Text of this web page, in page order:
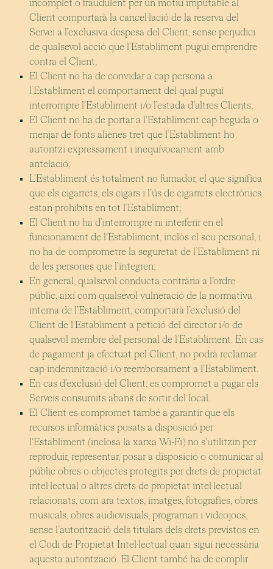
incomplet o fraudulent per un motiu imputable al
Client comportarà la cancel·lació de la reserva del
Servei a l’exclusiva despesa del Client, sense perjudici
de qualsevol acció que l’Establiment pugui emprendre
contra el Client;
El Client no ha de convidar a cap persona a
l’Establiment el comportament del qual pugui
interrompre l’Establiment i/o l’estada d’altres Clients;
El Client no ha de portar a l’Establiment cap beguda o
menjar de fonts alienes tret que l’Establiment ho
autoritzi expressament i inequívocament amb
antelació;
L’Establiment és totalment no fumador, el que significa
que els cigarrets, els cigars i l’ús de cigarrets electrònics
estan prohibits en tot l’Establiment;
El Client no ha d’interrompre ni interferir en el
funcionament de l’Establiment, inclòs el seu personal, i
no ha de comprometre la seguretat de l’Establiment ni
de les persones que l’integren;
En general, qualsevol conducta contrària a l’ordre
públic, així com qualsevol vulneració de la normativa
interna de l’Establiment, comportarà l’exclusió del
Client de l’Establiment a petició del director i/o de
qualsevol membre del personal de l’Establiment. En cas
de pagament ja efectuat pel Client, no podrà reclamar
cap indemnització i/o reemborsament a l’Establiment.
En cas d’exclusió del Client, es compromet a pagar els
Serveis consumits abans de sortir del local.
El Client es compromet també a garantir que els
recursos informàtics posats a disposició per
l’Establiment (inclosa la xarxa Wi-Fi) no s’utilitzin per
reproduir, representar, posar a disposició o comunicar al
públic obres o objectes protegits per drets de propietat
intel·lectual o altres drets de propietat intel·lectual
relacionats, com ara textos, imatges, fotografies, obres
musicals, obres audiovisuals, programari i videojocs,
sense l’autorització dels titulars dels drets previstos en
el Codi de Propietat Intel·lectual quan sigui necessària
aquesta autorització. El Client també ha de complir